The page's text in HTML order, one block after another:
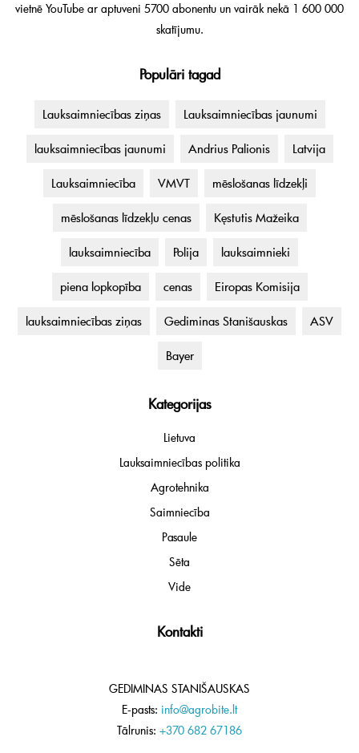
vietnē YouTube ar aptuveni 5700 abonentu un vairāk nekā 1 600 000
skatījumu.
Populāri tagad
Lauksaimniecības ziņas Lauksaimniecības jaunumi
lauksaimniecības jaunumi Andrius Palionis Latvija
Lauksaimniecība VMVT mēslošanas līdzekļi
mēslošanas līdzekļu cenas Kęstutis Mažeika
lauksaimniecība Polija lauksaimnieki
piena lopkopība cenas Eiropas Komisija
lauksaimniecības ziņas Gediminas Stanišauskas ASV
Bayer
Kategorijas
Lietuva
Lauksaimniecības politika
Agrotehnika
Saimniecība
Pasaule
Sēta
Vide
Kontakti
GEDIMINAS STANIŠAUSKAS
E-pasts: info@agrobite.lt
Tālrunis: +370 682 67186